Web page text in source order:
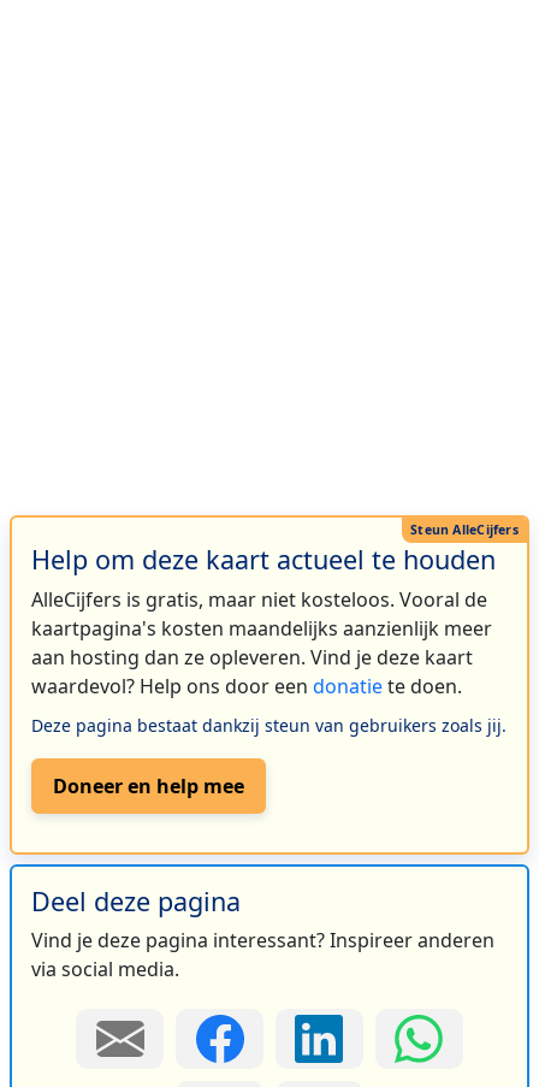
Help om deze kaart actueel te houden
AlleCijfers is gratis, maar niet kosteloos. Vooral de
kaartpagina's kosten maandelijks aanzienlijk meer
aan hosting dan ze opleveren. Vind je deze kaart
waardevol? Help ons door een donatiete doen.
Deze pagina bestaat dankzij steun van gebruikers zoals jij.
Doneer en help mee
Deel deze pagina
Vind je deze pagina interessant? Inspireer anderen
via social media.